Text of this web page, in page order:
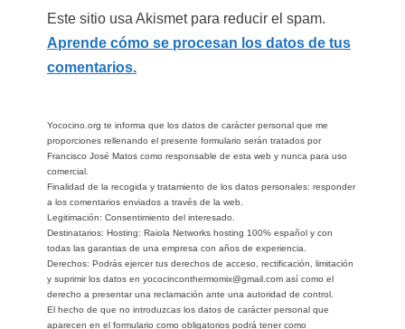
Este sitio usa Akismet para reducir el spam.
Aprende cómo se procesan los datos de tus
comentarios.
Yococino.org te informa que los datos de carácter personal que me
proporciones rellenando el presente formulario serán tratados por
Francisco José Matos como responsable de esta web y nunca para uso
comercial.
Finalidad de la recogida y tratamiento de los datos personales: responder
a los comentarios enviados a través de la web.
Legitimación: Consentimiento del interesado.
Destinatarios: Hosting: Raiola Networks hosting 100% español y con
todas las garantias de una empresa con años de experiencia.
Derechos: Podrás ejercer tus derechos de acceso, rectificación, limitación
y suprimir los datos en yococinconthermomix@gmail.com así como el
derecho a presentar una reclamación ante una autoridad de control.
El hecho de que no introduzcas los datos de carácter personal que
aparecen en el formulario como obligatorios podrá tener como